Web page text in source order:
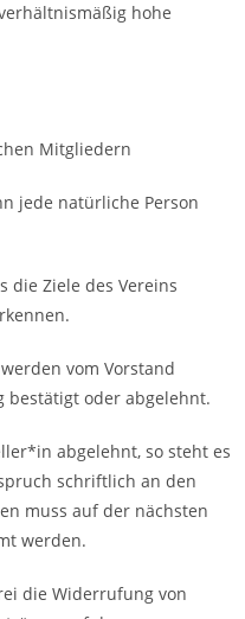
hohe
Mitgliedern
jede natürliche Person
die Ziele des Vereins
vom Vorstand
bestätigt oder abgelehnt.
abgelehnt, so steht es
schriftlich an den
muss auf der nächsten
werden.
die Widerrufung von